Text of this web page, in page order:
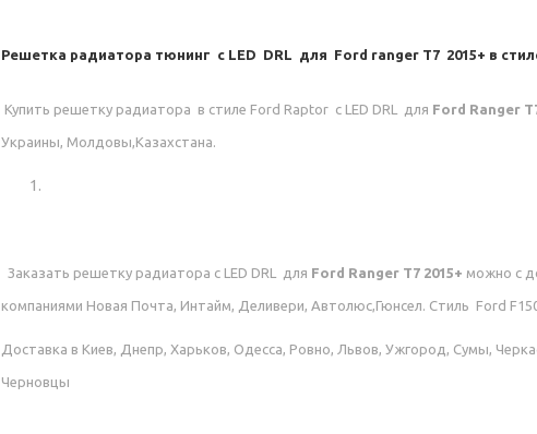
Решетка радиатора тюнинг с LED DRL для Ford ranger T7 2015+ в
Купить решетку радиатора в стиле Ford Raptor с LED DRL для Ford Ranger
Украины, Молдовы,Казахстана.
Заказать решетку радиатора с LED DRL для Ford Ranger T7 2015+ можно с
компаниями Новая Почта, Интайм, Деливери, Автолюс,Гюнсел. Стиль Ford
Доставка в Киев, Днепр, Харьков, Одесса, Ровно, Львов, Ужгород, Сумы,
Черновцы